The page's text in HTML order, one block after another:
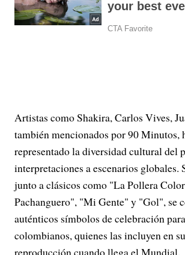
Artistas como Shakira, Carlos Vives,
también mencionados por 90 Minutos,
representado la diversidad cultural del
interpretaciones a escenarios globales.
junto a clásicos como "La Pollera
Pachanguero", "Mi Gente" y "Gol", se
auténticos símbolos de celebración
colombianos, quienes las incluyen en
reproducción cuando llega el Mundial.